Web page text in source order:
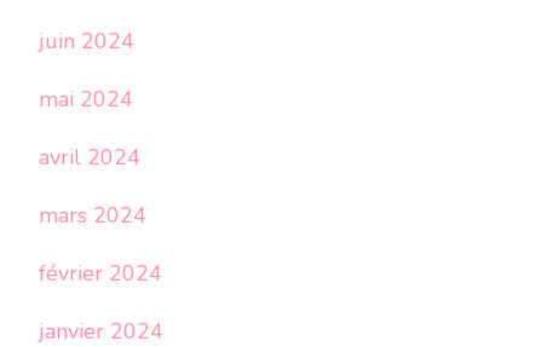
juin 2024
mai 2024
avril 2024
mars 2024
février 2024
janvier 2024